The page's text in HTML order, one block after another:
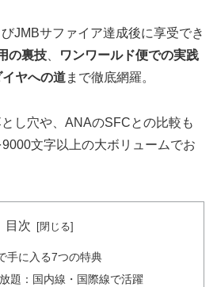
JMBサファイア達成後に享受でき
の裏技
ワンワールド便での実践
ヤへの道まで徹底網羅。
し穴や、ANAのSFCとの比較も
9000文字以上の大ボリュームでお
目次
手に入る7つの特典
題：国内線・国際線で活躍